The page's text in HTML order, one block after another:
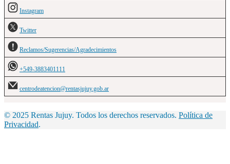
Instagram
Twitter
Reclamos/Sugerencias/Agradecimientos
+549-3883401111
centrodeatencion@rentasjujuy.gob.ar
© 2025 Rentas Jujuy. Todos los derechos reservados. Política de
Privacidad.